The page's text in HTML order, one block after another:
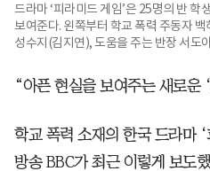
드라마 ‘피라미드 게임’은 25명의 반 학
보여준다. 왼쪽부터 학교 폭력 주동자
성수지(김지연), 도움을 주는 반장 서도
“아픈 현실을 보여주는 새로운
학교 폭력 소재의 한국 드라마
방송 BBC가 최근 이렇게 보도